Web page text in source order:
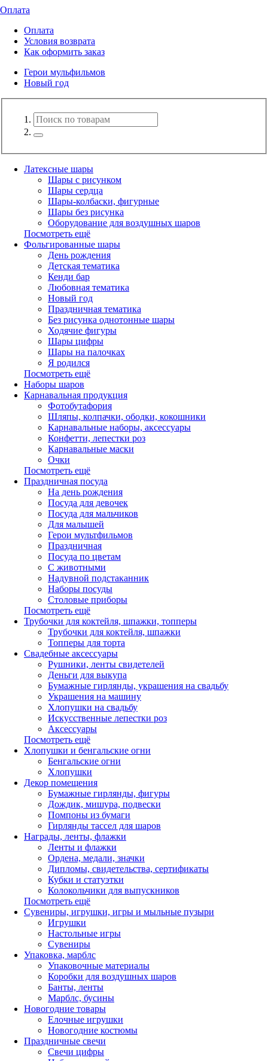
Оплата
Оплата
Условия возврата
Как оформить заказ
Герои мульфильмов
Новый год
Латексные шары
Шары с рисунком
Шары сердца
Шары-колбаски, фигурные
Шары без рисунка
Оборудование для воздушных шаров
Посмотреть ещё
Фольгированные шары
День рождения
Детская тематика
Кенди бар
Любовная тематика
Новый год
Праздничная тематика
Без рисунка однотонные шары
Ходячие фигуры
Шары цифры
Шары на палочках
Я родился
Посмотреть ещё
Наборы шаров
Карнавальная продукция
Фотобутафория
Шляпы, колпачки, ободки, кокошники
Карнавальные наборы, аксессуары
Конфетти, лепестки роз
Карнавальные маски
Очки
Посмотреть ещё
Праздничная посуда
На день рождения
Посуда для девочек
Посуда для мальчиков
Для малышей
Герои мультфильмов
Праздничная
Посуда по цветам
С животными
Надувной подстаканник
Наборы посуды
Столовые приборы
Посмотреть ещё
Трубочки для коктейля, шпажки, топперы
Трубочки для коктейля, шпажки
Топперы для торта
Свадебные аксессуары
Рушники, ленты свидетелей
Деньги для выкупа
Бумажные гирлянды, украшения на свадьбу
Украшения на машину
Хлопушки на свадьбу
Искусственные лепестки роз
Аксессуары
Посмотреть ещё
Хлопушки и бенгальские огни
Бенгальские огни
Хлопушки
Декор помещения
Бумажные гирлянды, фигуры
Дождик, мишура, подвески
Помпоны из бумаги
Гирлянды тассел для шаров
Награды, ленты, флажки
Ленты и флажки
Ордена, медали, значки
Дипломы, свидетельства, сертификаты
Кубки и статуэтки
Колокольчики для выпускников
Посмотреть ещё
Сувениры, игрушки, игры и мыльные пузыри
Игрушки
Настольные игры
Сувениры
Упаковка, марблс
Упаковочные материалы
Коробки для воздушных шаров
Банты, ленты
Марблс, бусины
Новогодние товары
Елочные игрушки
Новогодние костюмы
Праздничные свечи
Свечи цифры